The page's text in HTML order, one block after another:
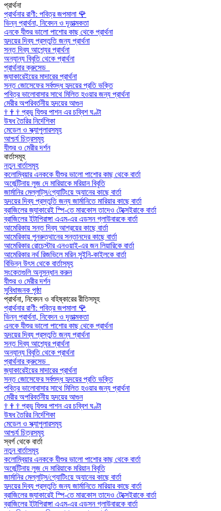
প্রার্থনা
প্রার্থনার রাণী: পবিত্র জপমালা 🌹
ভিন্ন প্রার্থনা, নিবেদন ও দূতাত্মকতা
এনকে যীশুর ভালো পাশোর কাছ থেকে প্রার্থনা
হৃদয়ের দিব্য প্রস্তুতি জন্য প্রার্থনা
সন্ত দিব্য আশ্র্যের প্রার্থনা
অন্যান্য বিবৃতি থেকে প্রার্থনা
প্রার্থনার ক্রুসেড
জ্যাকারেইয়ের মাদারের প্রার্থনা
সন্ত জোসেফের সর্বশুদ্ধ হৃদয়ের প্রতি ভক্তি
পবিত্র ভালোবাসার সাথে মিলিত হওয়ার জন্য প্রার্থনা
মেরীর অপরিবর্তনীয় হৃদয়ের আগুন
† † † প্রভু যিশুর পাশন এর চব্বিশ ঘণ্টা
উষধ তৈরির নির্দেশিকা
মেডেল ও স্ক্যাপুলারসমূহ
আশ্চর্য চিত্রসমূহ
যীশুর ও মেরীর দর্শন
বার্তাসমূহ
নতুন বার্তাসমূহ
কলোম্বিয়ার এনককে যীশুর ভালো পাশোর কাছ থেকে বার্তা
অর্জেন্টিনায় লুজ দে মারিয়াকে মরিয়ান বিবৃতি
জার্মানির মেল্লাট্‌স/গ্যোটিংয়ে অ্যানের কাছে বার্তা
হৃদয়ের দিব্য প্রস্তুতি জন্য জার্মানিতে মারিয়ার কাছে বার্তা
ব্রাজিলের জ্যাকারেই স্পি-তে মারকোস তাদেও টেক্সেইরাকে বার্তা
ব্রাজিলের ইটাপিরাঙ্গা এএম-এর এডসন গ্লাউবারকে বার্তা
আমেরিকায় সন্ত দিব্য আশ্রয়ের কাছে বার্তা
আমেরিকায় পুনরুত্থানের সন্তানদের কাছে বার্তা
আমেরিকার রোচেস্টার এনওয়াই-এর জন লিয়ারিকে বার্তা
আমেরিকার নর্থ রিজভিলে মরিন সুইনি-কাইলকে বার্তা
বিভিন্ন উৎস থেকে বার্তাসমূহ
সংকেতগুলি অনুসন্ধান করুন
যীশুর ও মেরীর দর্শন
সুবিধাজনক পৃষ্ঠা
প্রার্থনা, নিবেদন ও বহিষ্কারের রীতিসমূহ
প্রার্থনার রাণী: পবিত্র জপমালা 🌹
ভিন্ন প্রার্থনা, নিবেদন ও দূতাত্মকতা
এনকে যীশুর ভালো পাশোর কাছ থেকে প্রার্থনা
হৃদয়ের দিব্য প্রস্তুতি জন্য প্রার্থনা
সন্ত দিব্য আশ্র্যের প্রার্থনা
অন্যান্য বিবৃতি থেকে প্রার্থনা
প্রার্থনার ক্রুসেড
জ্যাকারেইয়ের মাদারের প্রার্থনা
সন্ত জোসেফের সর্বশুদ্ধ হৃদয়ের প্রতি ভক্তি
পবিত্র ভালোবাসার সাথে মিলিত হওয়ার জন্য প্রার্থনা
মেরীর অপরিবর্তনীয় হৃদয়ের আগুন
† † † প্রভু যিশুর পাশন এর চব্বিশ ঘণ্টা
উষধ তৈরির নির্দেশিকা
মেডেল ও স্ক্যাপুলারসমূহ
আশ্চর্য চিত্রসমূহ
স্বর্গ থেকে বার্তা
নতুন বার্তাসমূহ
কলোম্বিয়ার এনককে যীশুর ভালো পাশোর কাছ থেকে বার্তা
অর্জেন্টিনায় লুজ দে মারিয়াকে মরিয়ান বিবৃতি
জার্মানির মেল্লাট্‌স/গ্যোটিংয়ে অ্যানের কাছে বার্তা
হৃদয়ের দিব্য প্রস্তুতি জন্য জার্মানিতে মারিয়ার কাছে বার্তা
ব্রাজিলের জ্যাকারেই স্পি-তে মারকোস তাদেও টেক্সেইরাকে বার্তা
ব্রাজিলের ইটাপিরাঙ্গা এএম-এর এডসন গ্লাউবারকে বার্তা